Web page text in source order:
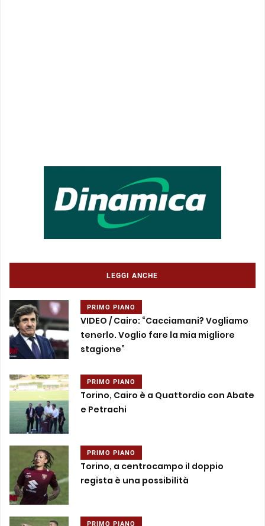
LEGGI ANCHE
PRIMO PIANO
VIDEO / Cairo: “Cacciamani? Vogliamo
tenerlo. Voglio fare la mia migliore
stagione”
PRIMO PIANO
Torino, Cairo è a Quattordio con Abate
e Petrachi
PRIMO PIANO
Torino, a centrocampo il doppio
regista è una possibilità
PRIMO PIANO